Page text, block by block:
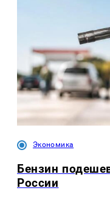
Экономика
Бензин
России